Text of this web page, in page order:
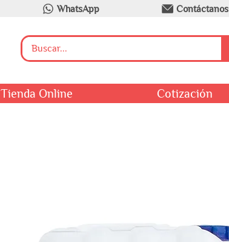
WhatsApp Contáctanos
Tienda Online Cotización